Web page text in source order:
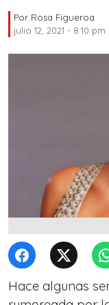
Por Rosa Figueroa
julio 12, 2021 - 8:10 pm
Hace algunas